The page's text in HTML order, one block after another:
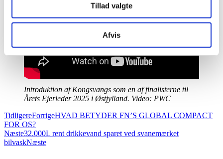
Tillad valgte
Afvis
Introduktion af Kongsvangs som en af finalisterne til
Årets Ejerleder 2025 i Østjylland. Video: PWC
TidligereForrigeHVAD BETYDER FN’S GLOBAL COMPACT
FOR OS?
Næste32.000L rent drikkevand sparet ved svanemærket
bilvaskNæste